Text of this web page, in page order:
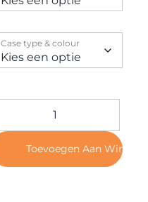
Case type & colour
Toevoegen Aan